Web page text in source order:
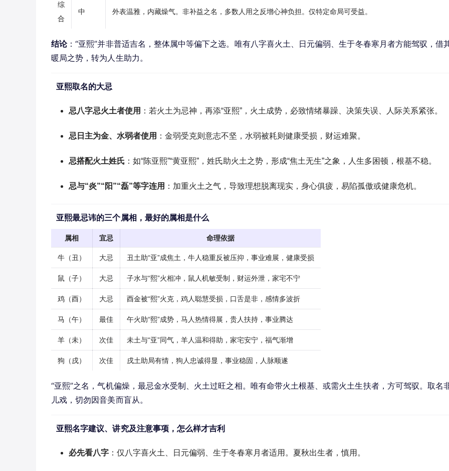
综
合
中 外表温雅，内藏燥气。非补益之名，多数人用之反增心神负担。仅特定命局可受益。
结论：“亚熙”并非普适吉名，整体属中等偏下之选。唯有八字喜火土、日元偏弱、生于冬春寒月者方能驾驭，借
暖局之势，转为人生助力。
亚熙取名的大忌
忌八字忌火土者使用 ：若火土为忌神，再添“亚熙”，火土成势，必致情绪暴躁、决策失误、人际关系紧张。
忌日主为金、水弱者使用 ：金弱受克则意志不坚，水弱被耗则健康受损，财运难聚。
忌搭配火土姓氏 ：如“陈亚熙”“黄亚熙”，姓氏助火土之势，形成“焦土无生”之象，人生多困顿，根基不稳。
忌与“炎”“阳”“磊”等字连用 ：加重火土之气，导致理想脱离现实，身心俱疲，易陷孤傲或健康危机。
亚熙最忌讳的三个属相，最好的属相是什么
属相 宜忌 命理依据
牛（丑） 大忌 丑土助“亚”成焦土，牛人稳重反被压抑，事业难展，健康受损
鼠（子） 大忌 子水与“熙”火相冲，鼠人机敏受制，财运外泄，家宅不宁
鸡（酉） 大忌 酉金被“熙”火克，鸡人聪慧受损，口舌是非，感情多波折
马（午） 最佳 午火助“熙”成势，马人热情得展，贵人扶持，事业腾达
羊（未） 次佳 未土与“亚”同气，羊人温和得助，家宅安宁，福气渐增
狗（戌） 次佳 戌土助局有情，狗人忠诚得显，事业稳固，人脉顺遂
“亚熙”之名，气机偏燥，最忌金水受制、火土过旺之相。唯有命带火土根基、或需火土生扶者，方可驾驭。取名
儿戏，切勿因音美而盲从。
亚熙名字建议、讲究及注意事项，怎么样才吉利
必先看八字 ：仅八字喜火土、日元偏弱、生于冬春寒月者适用。夏秋出生者，慎用。